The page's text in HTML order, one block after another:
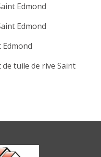
Edmond
Edmond
tuile de rive Saint